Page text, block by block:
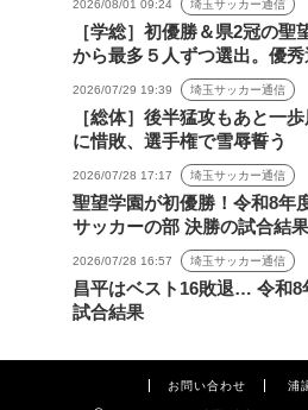
2026/08/01 09:24 埼玉サッカー通信
［学総］初優勝＆県2冠の
から最多５人ずつ選出。優
2026/07/29 19:39 埼玉サッカー通信
［総体］後半猛攻もあと一
に惜敗、選手権で雪辱誓う
2026/07/28 17:17 埼玉サッカー通信
聖望学園が初優勝！令和8年
サッカーの部 決勝の試合結果
2026/07/28 16:57 埼玉サッカー通信
昌平はベスト16敗退… 令和8
試合結果
お問い合わせ 浦